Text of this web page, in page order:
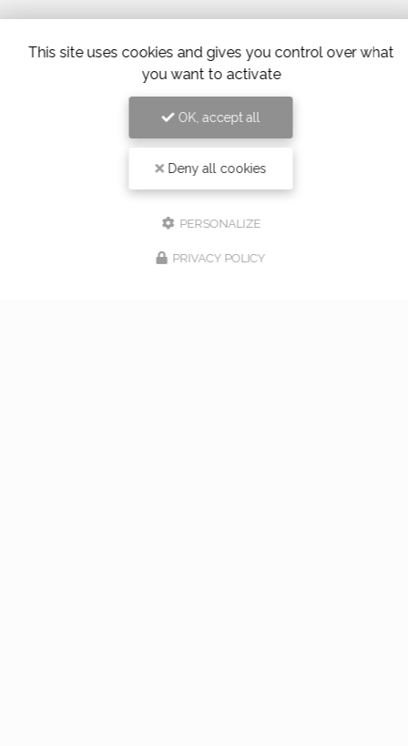
Alloin Fleurs, Vaugneray
17 Place du Marché, 69670 Vaugneray
Tel. 04 78 45 85 02
This site uses cookies and gives you control over what
you want to activate
OK, accept all
Deny all cookies
PERSONALIZE
PRIVACY POLICY